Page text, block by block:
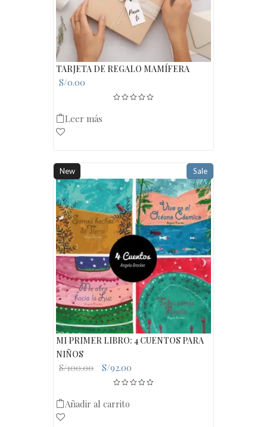
TARJETA DE REGALO MAMÍFERA
S/0.00
Leer más
Sale
New
MI PRIMER LIBRO: 4 CUENTOS PARA
NIÑOS
S/100.00
El
precio
era:
S/92.00
precio
Añadir al carrito